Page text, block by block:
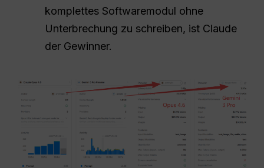
komplettes Softwaremodul ohne
Unterbrechung zu schreiben, ist Claude
der Gewinner.